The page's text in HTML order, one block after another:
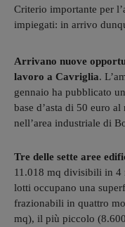
Criterio importante per
impiegati: in arrivo
Arrivano nuove
lavoro a Cavriglia.
gennaio ha pubblicato
base d’asta di 50 euro
nell’area industriale di
Tre delle sette aree
11.018 mq divisibili in 4
lotti occupano una
frazionabili in quattro
mq), il più piccolo